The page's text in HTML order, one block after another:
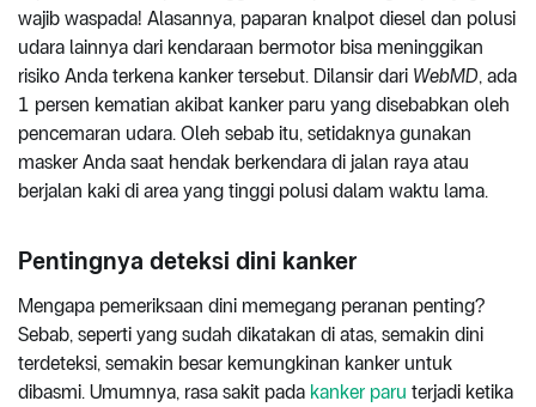
wajib waspada! Alasannya, paparan knalpot diesel dan polusi
udara lainnya dari kendaraan bermotor bisa meninggikan
risiko Anda terkena kanker tersebut. Dilansir dari WebMD, ada
1 persen kematian akibat kanker paru yang disebabkan oleh
pencemaran udara. Oleh sebab itu, setidaknya gunakan
masker Anda saat hendak berkendara di jalan raya atau
berjalan kaki di area yang tinggi polusi dalam waktu lama.
Pentingnya deteksi dini kanker
Mengapa pemeriksaan dini memegang peranan penting?
Sebab, seperti yang sudah dikatakan di atas, semakin dini
terdeteksi, semakin besar kemungkinan kanker untuk
dibasmi. Umumnya, rasa sakit pada kanker paru terjadi ketika